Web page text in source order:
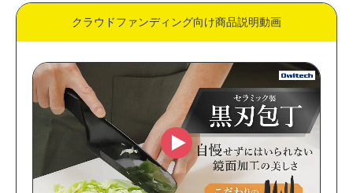
クラウドファンディング向け商品説明動画